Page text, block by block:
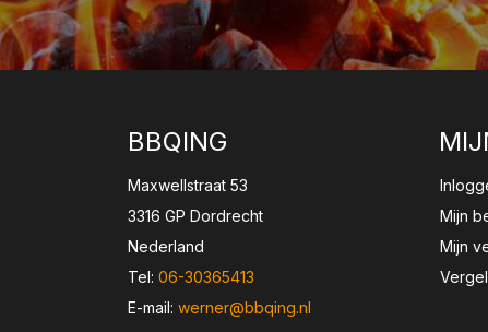
BBQING
Maxwellstraat 53
3316 GP Dordrecht
Nederland
Tel: 06-30365413
E-mail: werner@bbqing.nl
Mijn
Mijn